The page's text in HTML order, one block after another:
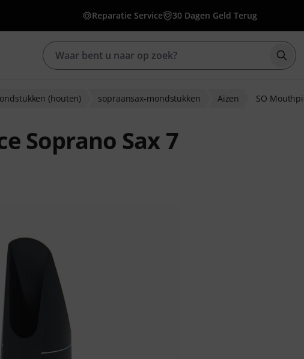
Reparatie Service 30 Dagen Geld Terug
(houten) sopraansax-mondstukken Aizen SO
Soprano Sax 7